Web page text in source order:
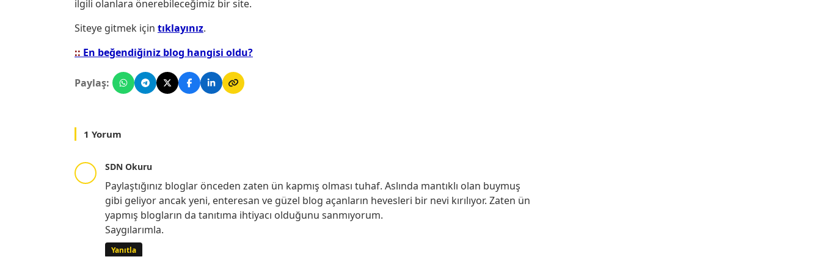
ilgili olanlara önerebileceğimiz bir site.
Siteye gitmek için tıklayınız.
:: En beğendiğiniz blog hangisi oldu?
Paylaş:
1 Yorum
SDN Okuru
Paylaştığınız bloglar önceden zaten ün kapmış olması tuhaf. Aslında mantıklı olan buymuş
gibi geliyor ancak yeni, enteresan ve güzel blog açanların hevesleri bir nevi kırılıyor. Zaten ün
yapmış blogların da tanıtıma ihtiyacı olduğunu sanmıyorum.
Saygılarımla.
Yanıtla